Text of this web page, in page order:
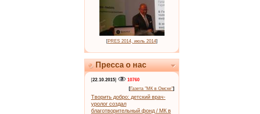
[PRES 2014, июль 2014]
Пресса о нас
[22.10.2015]
10760
[Газета "МК в Омске"]
Творить добро: детский врач-
уролог создал
благотворительный фонд / МК в